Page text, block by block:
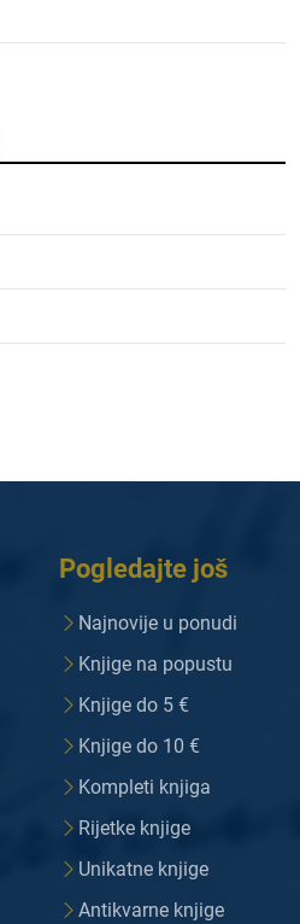
Pogledajte još
Najnovije u ponudi
Knjige na popustu
Knjige do 5 €
Knjige do 10 €
Kompleti knjiga
Rijetke knjige
Unikatne knjige
Antikvarne knjige